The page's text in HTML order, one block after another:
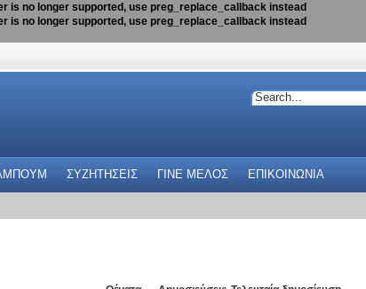
is no longer supported, use preg_replace_callback instead
is no longer supported, use preg_replace_callback instead
ΣΥΖΗΤΗΣΕΙΣ ΓΙΝΕ ΜΕΛΟΣ ΕΠΙΚΟΙΝΩΝΙΑ